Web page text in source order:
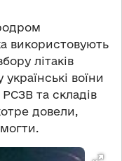
використовують
літаків
воїни
та складів
довели,